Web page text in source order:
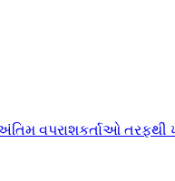
અંતિમ વપરાશકર્તાઓ